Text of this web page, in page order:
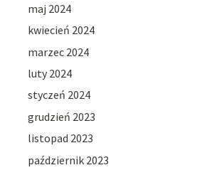
maj 2024
kwiecień 2024
marzec 2024
luty 2024
styczeń 2024
grudzień 2023
listopad 2023
październik 2023